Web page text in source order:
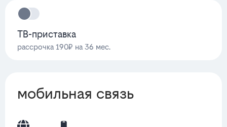
ТВ-приставка
рассрочка 190₽ на 36 мес.
мобильная связь